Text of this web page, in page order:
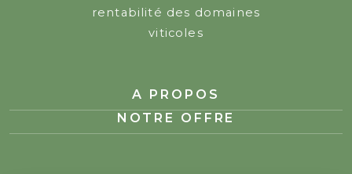
rentabilité des domaines
viticoles
A PROPOS
NOTRE OFFRE